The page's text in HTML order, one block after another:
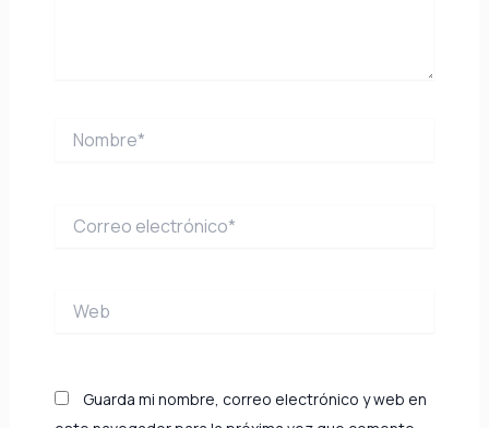
electrónico*
Guarda mi nombre, correo electrónico y web en